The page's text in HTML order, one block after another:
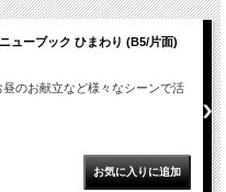
ューブック ひまわり (B5/片面)
のお献立など様々なシーンで活